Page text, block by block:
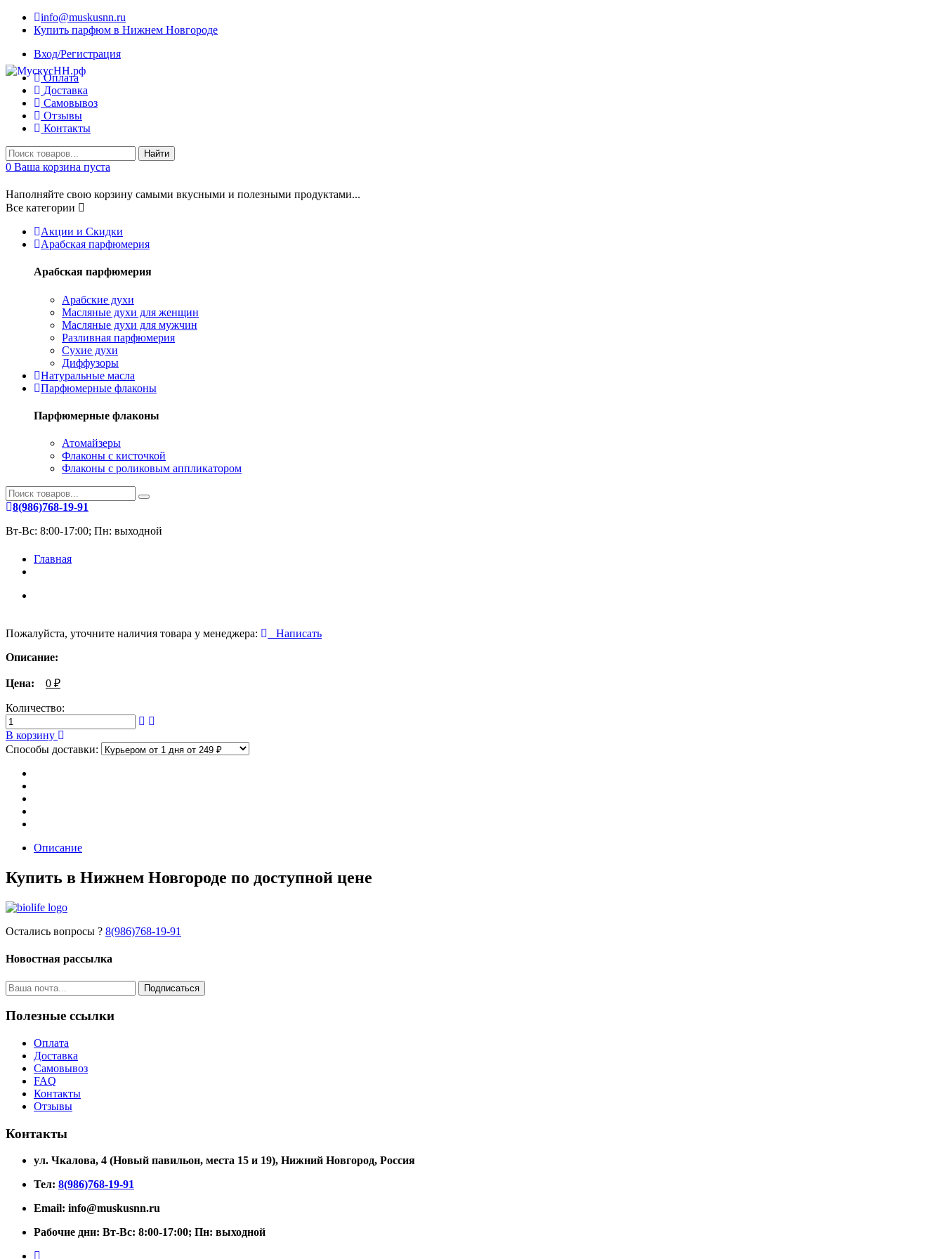
info@muskusnn.ru
Купить парфюм в Нижнем Новгороде
Вход/Регистрация
Оплата
Доставка
Самовывоз
Отзывы
Контакты
Найти
0 Ваша корзина пуста
Наполняйте свою корзину самыми вкусными и полезными продуктами...
Все категории
Акции и Скидки
Арабская парфюмерия
Арабская парфюмерия
Арабские духи
Масляные духи для женщин
Масляные духи для мужчин
Разливная парфюмерия
Сухие духи
Диффузоры
Натуральные масла
Парфюмерные флаконы
Парфюмерные флаконы
Атомайзеры
Флаконы с кисточкой
Флаконы с роликовым аппликатором
8(986)768-19-91
Вт-Вс: 8:00-17:00; Пн: выходной
Главная
Пожалуйста, уточните наличия товара у менеджера:
Написать
Описание:
Цена: 0 ₽
Количество:
В корзину
Способы доставки:
Описание
Купить в Нижнем Новгороде по доступной цене
Остались вопросы ? 8(986)768-19-91
Новостная рассылка
Подписаться
Полезные ссылки
Оплата
Доставка
Самовывоз
FAQ
Контакты
Отзывы
Контакты
ул. Чкалова, 4 (Новый павильон, места 15 и 19), Нижний Новгород, Россия
Тел: 8(986)768-19-91
Email: info@muskusnn.ru
Рабочие дни: Вт-Вс: 8:00-17:00; Пн: выходной